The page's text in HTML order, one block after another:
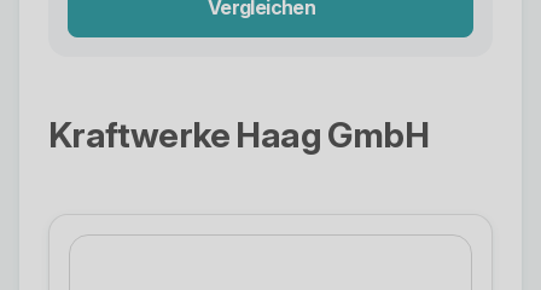
Vergleichen
Kraftwerke Haag GmbH